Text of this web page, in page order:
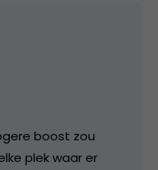
boost zou
plek waar er